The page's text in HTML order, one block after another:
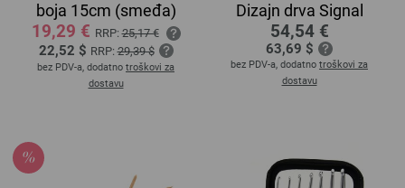
boja 15cm (smeđa)
19,29 € RRP:25,17 €
22,52 $ RRP:29,39 $
bez PDV-a, dodatno troškovi za
dostavu
Dizajn drva Signal
54,54 €
63,69 $
bez PDV-a, dodatno troškovi za
dostavu